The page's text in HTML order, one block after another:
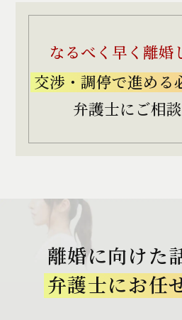
なるべく早く離婚
交渉・調停で進める
弁護士にご相
離婚に向けた
弁護士にお任